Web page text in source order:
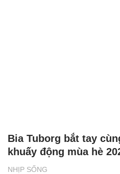
NHỊP SỐNG
Bia Tuborg bắt tay
khuấy động mùa hè